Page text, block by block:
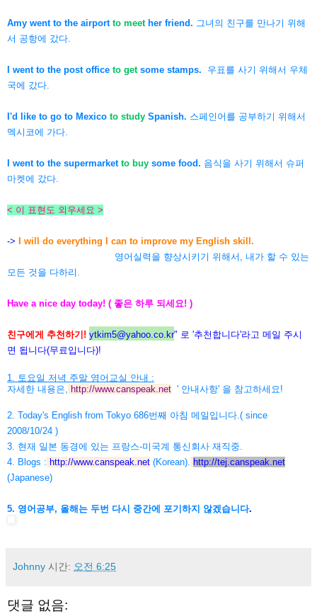
Amy went to the airport to meether friend. 그녀의 친구를 만나기 위해
서 공항에 갔다.
I went to the post office to getsome stamps. 우표를 사기 위해서 우체
국에 갔다.
I'd like to go to Mexico to study Spanish. 스페인어를 공부하기 위해서
멕시코에 가다.
I went to the supermarket to buy some food. 음식을 사기 위해서 슈퍼
마켓에 갔다.
< 이 표현도 외우세요 >
-> I will do everything I can to improve my English skill.
영어실력을 향상시키기 위해서, 내가 할 수 있는
모든 것을 다하리.
Have a nice day today! ( 좋은 하루 되세요! )
친구에게 추천하기! ytkim5@yahoo.co.kr" 로 '추천합니다'라고 메일 주시
면 됩니다(무료입니다)!
1. 토요일 저녁 주말 영어교실 안내 :
자세한 내용은,
http://www.canspeak.net ' 안내사항' 을 참고하세요!
2. Today's English from Tokyo 686번째 아침 메일입니다.( since
2008/10/24 )
3. 현재 일본 동경에 있는 프랑스-미국계 통신회사 재직중.
4. Blogs : http://www.canspeak.net (Korean).
http://tej.canspeak.net
(Japanese)
5. 영어공부, 올해는 두번 다시 중간에 포기하지 않겠습니다.
Johnny 시간: 오전 6:25
댓글 없음: